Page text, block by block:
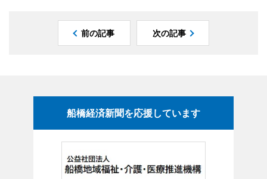
前の記事 次の記事
船橋経済新聞を応援しています